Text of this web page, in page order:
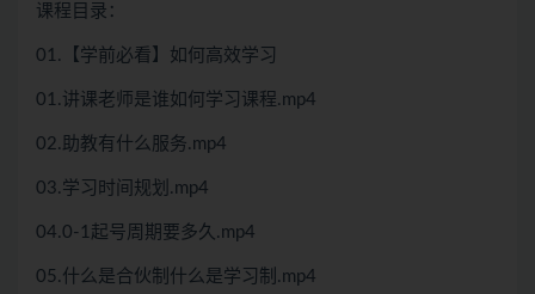
课程目录：
01.【学前必看】如何高效学习
01.讲课老师是谁如何学习课程.mp4
02.助教有什么服务.mp4
03.学习时间规划.mp4
04.0-1起号周期要多久.mp4
05.什么是合伙制什么是学习制.mp4